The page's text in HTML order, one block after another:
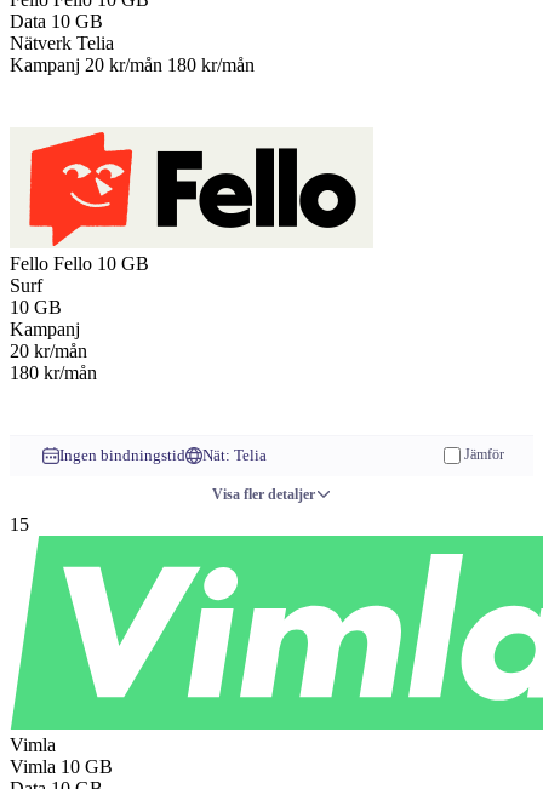
Data 10 GB
Nätverk Telia
Kampanj 20 kr/mån 180 kr/mån
Fello Fello 10 GB
Surf
10 GB
Kampanj
20 kr/mån
180 kr/mån
Ingen bindningstid Nät: Telia Jämför
Visa fler detaljer
15
Vimla
Vimla 10 GB